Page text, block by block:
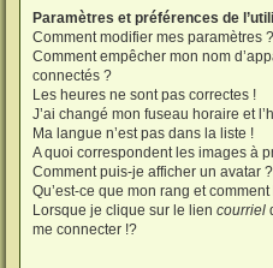
Paramètres et préférences de
Comment modifier mes paramètres ?
Comment empêcher mon nom
connectés ?
Les heures ne sont pas correctes !
J’ai changé mon fuseau horaire et
Ma langue n’est pas dans la liste !
A quoi correspondent les images à
Comment puis-je afficher un avatar ?
Qu’est-ce que mon rang et
Lorsque je clique sur le lien courriel
me connecter !?